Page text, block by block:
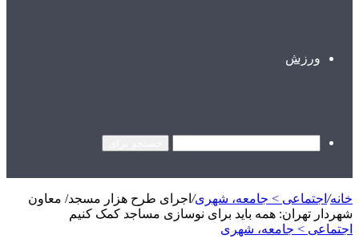
ورزش
خانه/ اجتماعی > جامعه، شهری/ اجرای طرح هزار مسجد/ معاون
شهردار تهران: همه باید برای نوسازی مساجد کمک کنیم
اجتماعی > جامعه، شهری